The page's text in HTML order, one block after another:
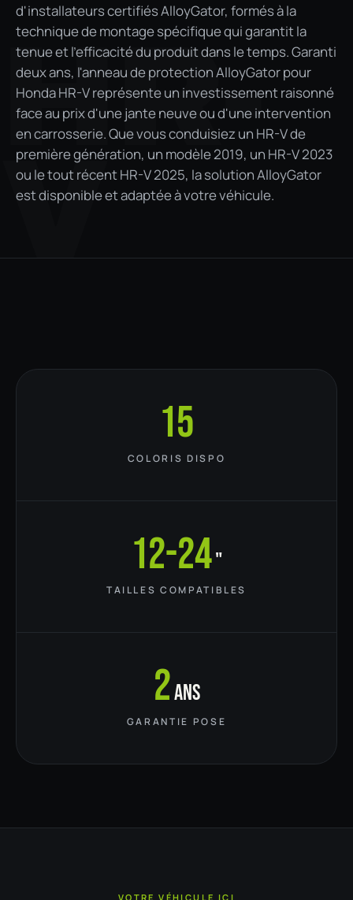
d'installateurs certifiés AlloyGator, formés à la
technique de montage spécifique qui garantit la
tenue et l'efficacité du produit dans le temps. Garanti
deux ans, l'anneau de protection AlloyGator pour
Honda HR-V représente un investissement raisonné
face au prix d'une jante neuve ou d'une intervention
en carrosserie. Que vous conduisiez un HR-V de
première génération, un modèle 2019, un HR-V 2023
ou le tout récent HR-V 2025, la solution AlloyGator
est disponible et adaptée à votre véhicule.
HR-
V
15
COLORIS DISPO
12-24"
TAILLES COMPATIBLES
2ans
GARANTIE POSE
VOTRE VÉHICULE ICI